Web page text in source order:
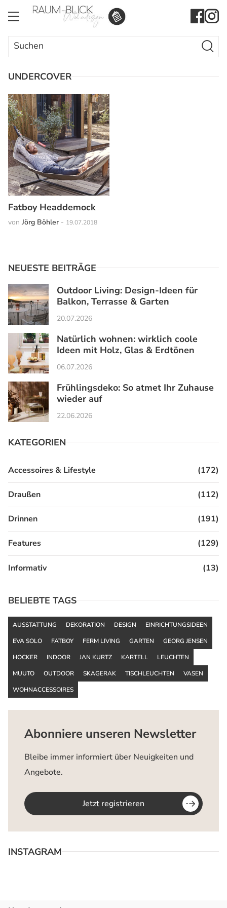
Search
for:
Search
UNDERCOVER
Fatboy Headdemock
von Jörg Böhler - 19.07.2018
NEUESTE BEITRÄGE
Outdoor Living: Design-Ideen für
Balkon, Terrasse & Garten
20.07.2026
Natürlich wohnen: wirklich coole
Ideen mit Holz, Glas & Erdtönen
06.07.2026
Frühlingsdeko: So atmet Ihr Zuhause
wieder auf
22.06.2026
KATEGORIEN
Accessoires & Lifestyle (172)
Draußen (112)
Drinnen (191)
Features (129)
Informativ (13)
BELIEBTE TAGS
AUSSTATTUNG DEKORATION DESIGN
EINRICHTUNGSIDEEN
EVA SOLO
FATBOY FERM LIVING GARTEN
GEORG JENSEN
HOCKER
INDOOR JAN KURTZ KARTELL
LEUCHTEN
MUUTO
OUTDOOR SKAGERAK TISCHLEUCHTEN
VASEN
WOHNACCESSOIRES
Abonniere unseren Newsletter
Bleibe immer informiert über Neuigkeiten und
Angebote.
Jetzt registrieren
INSTAGRAM